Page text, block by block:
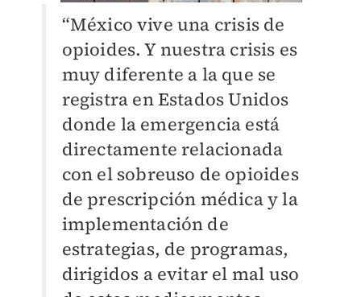
“México vive una crisis de
opioides. Y nuestra crisis es
muy diferente a la que se
registra en Estados Unidos
donde la emergencia está
directamente relacionada
con el sobreuso de opioides
de prescripción médica y la
implementación de
estrategias, de programas,
dirigidos a evitar el mal uso